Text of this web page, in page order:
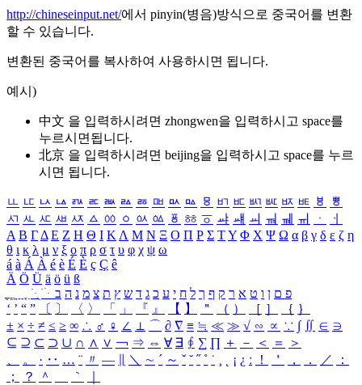
http://chineseinput.net/에서 pinyin(병음)방식으로 중국어를 변환
할 수 있습니다.
변환된 중국어를 복사하여 사용하시면 됩니다.
예시)
中文 을 입력하시려면 zhongwen을 입력하시고 space를
누르시면됩니다.
北京 을 입력하시려면 beijing을 입력하시고 space를 누르
시면 됩니다.
ㅥ ㅦ ㅧ ㅨ ㅩ ㅪ ㅫ ㅬ ㅭ ㅮ ㅯ ㅰ ㅱ ㅲ ㅳ ㅴ ㅵ ㅶ ㅷ ㅸ
ㅹ
ㅺ ㅻ ㅼ ㅽ ㅾ ㅿ ㆀ ㆁ ㆂ ㆃ ㆄ ㆅ ㆆ ㆇ ㆈ ㆉ ㆊ ㆋ ㆌ ㆍ
ㆎ
Α Β ΓΔ Ε Ζ Η Θ Ι ΚΛ Μ Ν Ξ Ο Π Ρ Σ ΤΥ Φ Χ Ψ Ω α β γ δ ε ζ η
θ ι κ λ μ ν ξ ο π ρ σ τ υ φ χ ψ ω
á à Á À é è É È ç Ç ê
Ä Ö Ü ä ö ü ß
ִֶֹ ֻּ ׁׂ פ ם ן ו ט א ר ק ף ך ל ח י ע כ ג ד ש ץ ת צ מ נ ה ב
‘ ’ “ ” 〔 〕 〈 〉 「 」 『 』 【 】 ＂ （ ） ［ ］ ｛ ｝
± × ÷ ≠ ≤ ≥ ∞ ∴ ♂ ♀ ∠ ⊥ ⌒ ∂ ∇ ≡ ≒ ≪ ≫ √ ∽ ∝ ∵ ∫ ∬ ∈ ∋
⊆ ⊇ ⊂ ⊃ ∪ ∩ ∧ ∨ ￢ ⇒ ⇔ ∀ ∃ ∮ ∑ ∏ ＋ － ＜ ＝
＞
、
。 · ‥ … ¨ 〃 ― ＼ ∼ ´ ～ ˇ ˘ ˝ ˚ ˙ ¸ ¡ ¿ ː ！ ＇ ， ． ／
：
；
？ ＾ ｀